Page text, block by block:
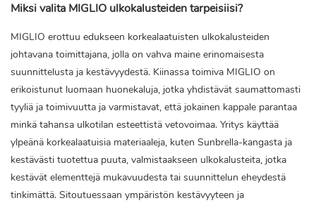
Miksi valita MIGLIO ulkokalusteiden tarpeisiisi?
MIGLIO erottuu edukseen korkealaatuisten ulkokalusteiden
johtavana toimittajana, jolla on vahva maine erinomaisesta
suunnittelusta ja kestävyydestä. Kiinassa toimiva MIGLIO on
erikoistunut luomaan huonekaluja, jotka yhdistävät saumattomasti
tyyliä ja toimivuutta ja varmistavat, että jokainen kappale parantaa
minkä tahansa ulkotilan esteettistä vetovoimaa. Yritys käyttää
ylpeänä korkealaatuisia materiaaleja, kuten Sunbrella-kangasta ja
kestävästi tuotettua puuta, valmistaakseen ulkokalusteita, jotka
kestävät elementtejä mukavuudesta tai suunnittelun eheydestä
tinkimättä. Sitoutuessaan ympäristön kestävyyteen ja